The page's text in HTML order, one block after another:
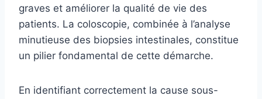
graves et améliorer la qualité de vie des
patients. La coloscopie, combinée à l’analyse
minutieuse des biopsies intestinales, constitue
un pilier fondamental de cette démarche.
En identifiant correctement la cause sous-